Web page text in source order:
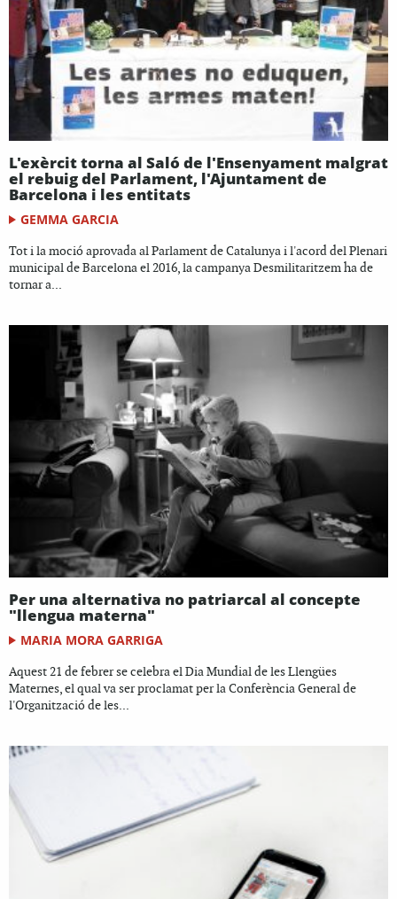
L'exèrcit torna al Saló de l'Ensenyament malgrat
el rebuig del Parlament, l'Ajuntament de
Barcelona i les entitats
GEMMA GARCIA
Tot i la moció aprovada al Parlament de Catalunya i l'acord del Plenari
municipal de Barcelona el 2016, la campanya Desmilitaritzem ha de
tornar a...
Per una alternativa no patriarcal al concepte
"llengua materna"
MARIA MORA GARRIGA
Aquest 21 de febrer se celebra el Dia Mundial de les Llengües
Maternes, el qual va ser proclamat per la Conferència General de
l'Organització de les...